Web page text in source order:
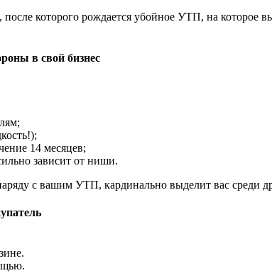
которого рождается убойное УТП, на которое
в свой бизнес
14 месяцев;
зависит от ниши.
с вашим УТП, кардинально выделит вас среди